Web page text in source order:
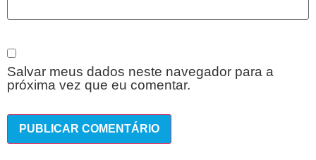
Salvar meus dados neste navegador para a
próxima vez que eu comentar.